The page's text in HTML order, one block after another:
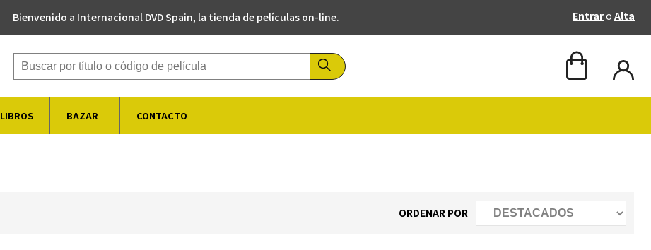
Bienvenido a Internacional DVD Spain, la tienda de películas on-line. Entraro Alta
Buscador de productos
LIBROS BAZAR CONTACTO
ORDENAR POR